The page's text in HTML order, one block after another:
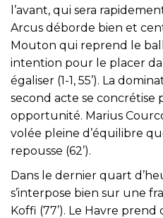
l’avant, qui sera
Arcus déborde bien et
Mouton qui reprend le
intention pour le placer
égaliser (1-1, 55’). La
second acte se concrétise
opportunité. Marius
volée pleine d’équilibre
repousse (62’).
Dans le dernier quart
s’interpose bien sur une
Koffi (77’). Le Havre